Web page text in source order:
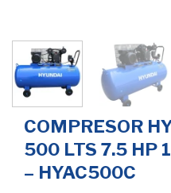
COMPRESOR
500 LTS 7.5 HP
– HYAC500C